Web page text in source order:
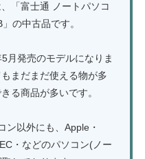
「富士通 ノートパソコ
の中古品です。
月発売のモデルになりま
まだまだ使える物が多
る商品が多いです。
ン以外にも、Apple・
・などのパソコン(ノー